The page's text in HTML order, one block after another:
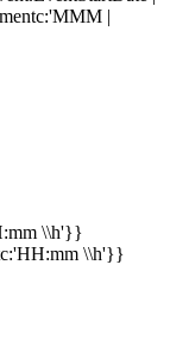
|
\\h'}}
\\h'}}